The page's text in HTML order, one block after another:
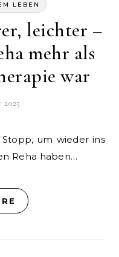
LEBEN
leichter –
mehr als
war
Reha haben…